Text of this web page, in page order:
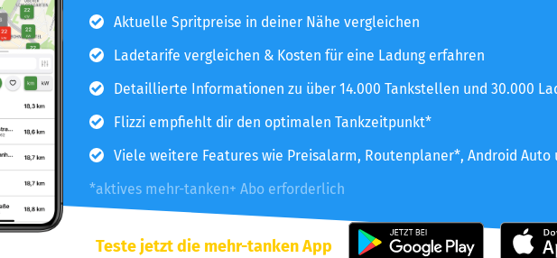
Aktuelle Spritpreise in deiner Nähe vergleichen
Ladetarife vergleichen & Kosten für eine Ladung erfahren
Detaillierte Informationen zu über 14.000 Tankstellen und 30.000
Flizzi empfiehlt dir den optimalen Tankzeitpunkt*
Viele weitere Features wie Preisalarm, Routenplaner*, Android Auto
*aktives mehr-tanken+ Abo erforderlich
Teste jetzt die mehr-tanken App